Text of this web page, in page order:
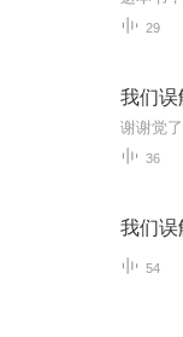
29
我们误
36
我们误
54